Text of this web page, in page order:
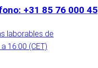
+31 85 76 000 45
laborables de
16:00 (CET)